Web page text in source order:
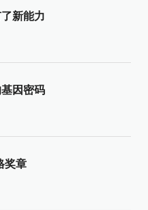
新能力
因密码
奖章